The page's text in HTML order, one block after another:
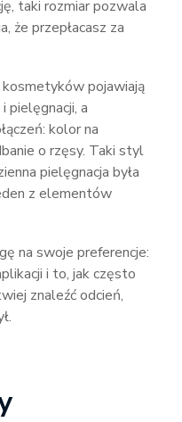
taki rozmiar pozwala
że przepłacasz za
pojawiają
pielęgnacji, a
kolor na
o rzęsy. Taki styl
pielęgnacja była
z elementów
na swoje preferencje:
i to, jak często
znaleźć odcień,